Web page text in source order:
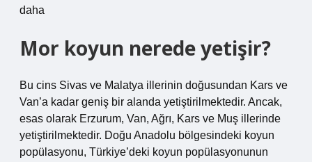
daha
Mor koyun nerede yetişir?
Bu cins Sivas ve Malatya illerinin doğusundan Kars ve
Van’a kadar geniş bir alanda yetiştirilmektedir. Ancak,
esas olarak Erzurum, Van, Ağrı, Kars ve Muş illerinde
yetiştirilmektedir. Doğu Anadolu bölgesindeki koyun
popülasyonu, Türkiye’deki koyun popülasyonunun